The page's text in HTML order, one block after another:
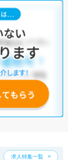
です。
り
り条件」から検索
す。
望条件をヒアリン
をピックアップし
求人特集一覧